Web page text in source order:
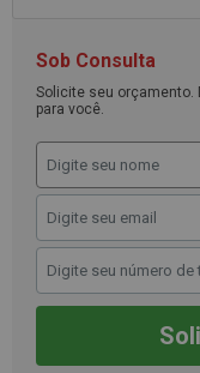
Sob Consulta
Solicite seu orçamento.
para você.